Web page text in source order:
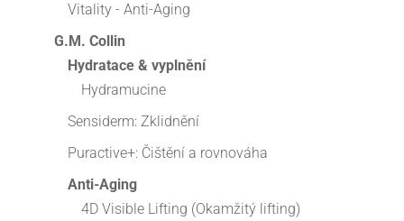
Vitality - Anti-Aging
G.M. Collin
Hydratace & vyplnění
Hydramucine
Sensiderm: Zklidnění
Puractive+: Čištění a rovnováha
Anti-Aging
4D Visible Lifting (Okamžitý lifting)